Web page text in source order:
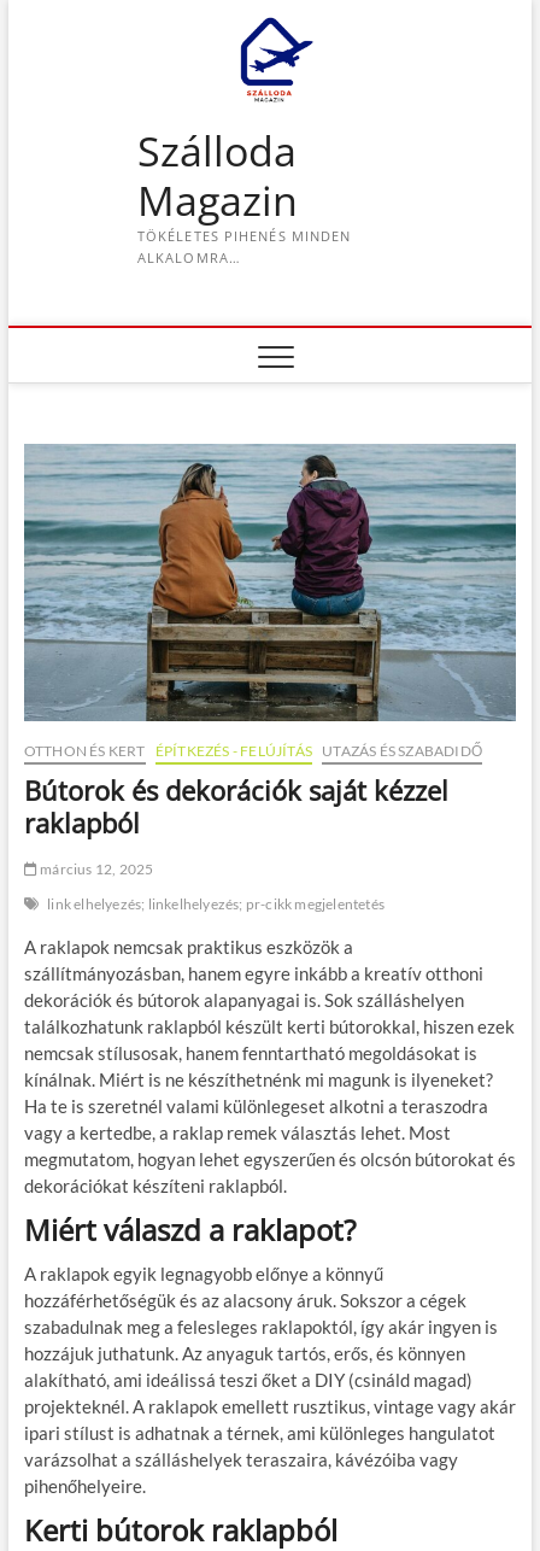
t
Szálloda
Magazin
TÖKÉLETES PIHENÉS MINDEN
ALKALOMRA…
OTTHON ÉS KERT ÉPÍTKEZÉS - FELÚJÍTÁS UTAZÁS ÉS SZABADIDŐ
Bútorok és dekorációk saját kézzel
raklapból
március 12, 2025
link elhelyezés; linkelhelyezés; pr-cikk megjelentetés
A raklapok nemcsak praktikus eszközök a
szállítmányozásban, hanem egyre inkább a kreatív otthoni
dekorációk és bútorok alapanyagai is. Sok szálláshelyen
találkozhatunk raklapból készült kerti bútorokkal, hiszen ezek
nemcsak stílusosak, hanem fenntartható megoldásokat is
kínálnak. Miért is ne készíthetnénk mi magunk is ilyeneket?
Ha te is szeretnél valami különlegeset alkotni a teraszodra
vagy a kertedbe, a raklap remek választás lehet. Most
megmutatom, hogyan lehet egyszerűen és olcsón bútorokat és
dekorációkat készíteni raklapból.
Miért válaszd a raklapot?
A raklapok egyik legnagyobb előnye a könnyű
hozzáférhetőségük és az alacsony áruk. Sokszor a cégek
szabadulnak meg a felesleges raklapoktól, így akár ingyen is
hozzájuk juthatunk. Az anyaguk tartós, erős, és könnyen
alakítható, ami ideálissá teszi őket a DIY (csináld magad)
projekteknél. A raklapok emellett rusztikus, vintage vagy akár
ipari stílust is adhatnak a térnek, ami különleges hangulatot
varázsolhat a szálláshelyek teraszaira, kávézóiba vagy
pihenőhelyeire.
Kerti bútorok raklapból